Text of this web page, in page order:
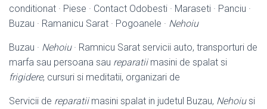
conditionat · Piese · Contact Odobesti · Maraseti · Panciu ·
Buzau · Ramanicu Sarat · Pogoanele · Nehoiu
Buzau · Nehoiu· Ramnicu Sarat servicii auto, transporturi de
marfa sau persoana sau reparatiimasini de spalat si
frigidere, cursuri si meditatii, organizari de
Servicii de reparatiimasini spalat in judetul Buzau, Nehoiusi